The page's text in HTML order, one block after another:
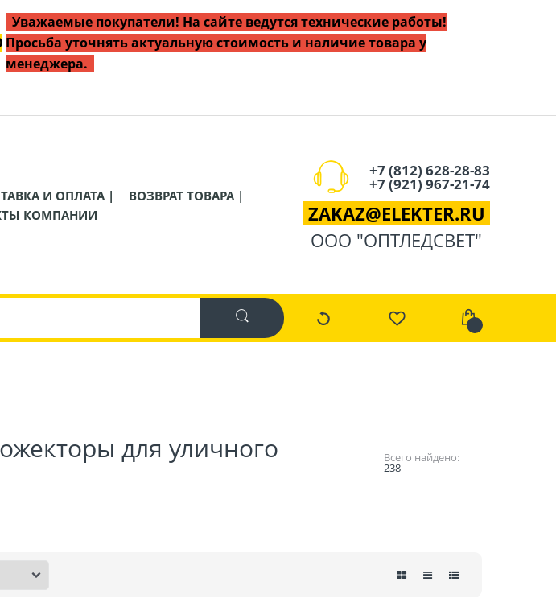
Уважаемые покупатели! На сайте ведутся технические работы!
Просьба уточнять актуальную стоимость и наличие товара у
менеджера.
И ОПЛАТА |
ВОЗВРАТ ТОВАРА |
КОМПАНИИ
+7 (812) 628-28-83
+7 (921) 967-21-74
ZAKAZ@ELEKTER.RU
ООО "ОПТЛЕДСВЕТ"
для уличного
Всего найдено:
238